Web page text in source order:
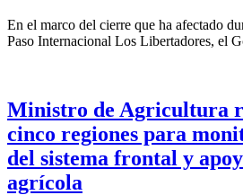
En el marco del cierre que ha afectado
Paso Internacional Los Libertadores, el
Ministro de Agricultura
cinco regiones para
del sistema frontal y
agrícola